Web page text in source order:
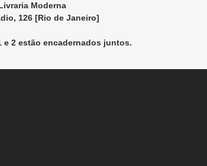
Moderna
126 [Rio de Janeiro]
e 2 estão encadernados juntos.